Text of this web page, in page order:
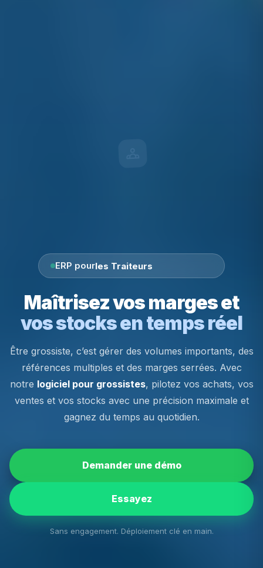
ERP pourles Charcutiers
Maîtrisez vos marges et
vos stocks en temps réel
Être grossiste, c’est gérer des volumes importants, des
références multiples et des marges serrées. Avec
notre logiciel pour grossistes, pilotez vos achats, vos
ventes et vos stocks avec une précision maximale et
gagnez du temps au quotidien.
Demander une démo
Essayez
Sans engagement. Déploiement clé en main.